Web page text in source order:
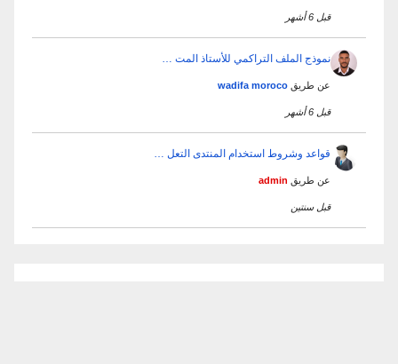
قبل 6 أشهر
نموذج الملف التراكمي للأستاذ المت …
عن طريق wadifa moroco
قبل 6 أشهر
قواعد وشروط استخدام المنتدى التعل …
عن طريق admin
قبل سنتين